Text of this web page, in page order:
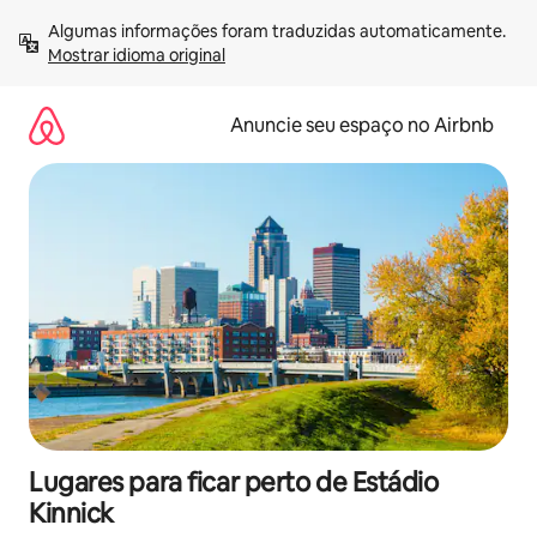
para
Mostrar idioma original
Anuncie seu espaço no Airbnb
Lugares para ficar perto de Estádio
Kinnick